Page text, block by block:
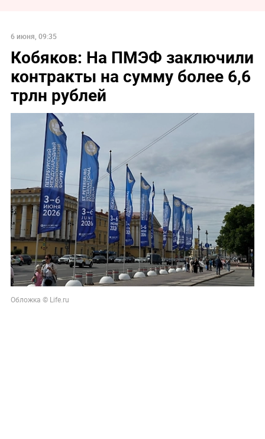
6 июня, 09:35
Кобяков: На ПМЭФ заключили
контракты на сумму более 6,6
трлн рублей
Обложка © Life.ru